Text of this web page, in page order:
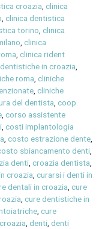
croazia,clinica
,clinica dentistica
torino,clinica
,clinica
,clinica rident
in croazia,
roma,cliniche
,cliniche
del dentista,coop
,corso assistente
,costi implantologia
,costo estrazione dente,
sbiancamento denti,
denti,croazia dentista,
croazia,curarsi i denti in
dentali in croazia,cure
,cure dentistiche in
,cure
,denti,denti